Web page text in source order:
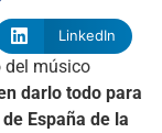
LinkedIn
del músico
darlo todo para
España de la